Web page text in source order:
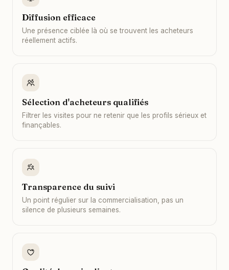
Diffusion efficace
Une présence ciblée là où se trouvent les acheteurs
réellement actifs.
Sélection d'acheteurs qualifiés
Filtrer les visites pour ne retenir que les profils sérieux et
finançables.
Transparence du suivi
Un point régulier sur la commercialisation, pas un
silence de plusieurs semaines.